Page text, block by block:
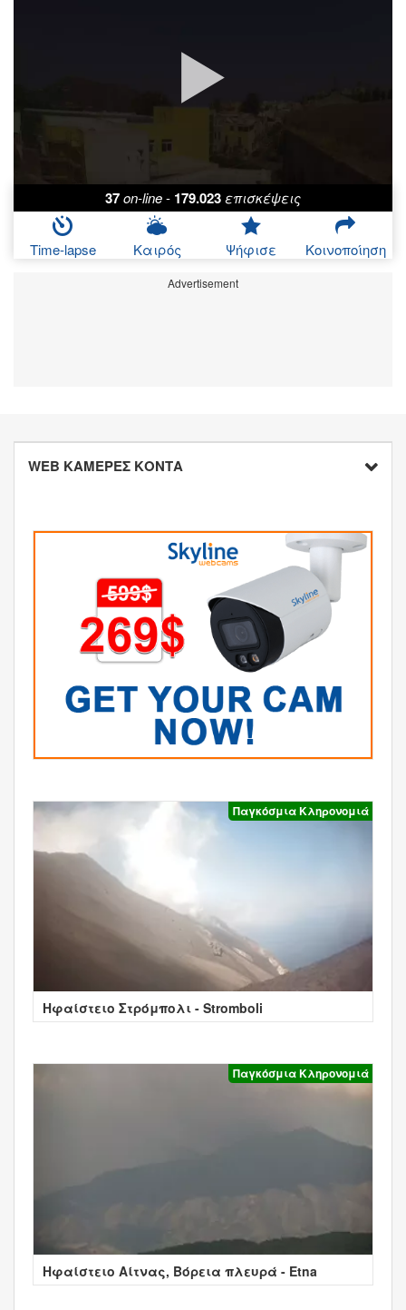
37on-line- 179.023επισκέψεις
Time-lapse Καιρός Ψήφισε Κοινοποίηση
Advertisement
WEB ΚΑΜΕΡΕΣ ΚΟΝΤΑ
Παγκόσμια Κληρονομιά
Ηφαίστειο Στρόμπολι - Stromboli
Παγκόσμια Κληρονομιά
Ηφαίστειο Αίτνας, Βόρεια πλευρά - Etna